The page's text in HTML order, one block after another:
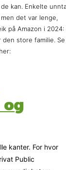
kan. Enkelte
det var lenge,
på Amazon i 2024:
store familie. Se
kanter. For hvor
Public